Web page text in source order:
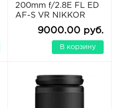
200mm f/2.8E FL ED
AF-S VR NIKKOR
9000.00 руб.
В корзину